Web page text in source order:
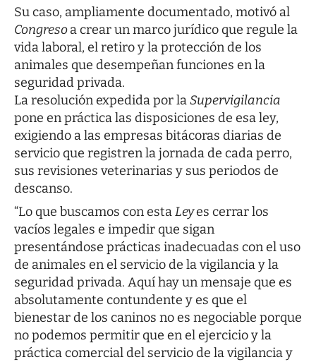
Su caso, ampliamente documentado, motivó al
Congresoa crear un marco jurídico que regule la
vida laboral, el retiro y la protección de los
animales que desempeñan funciones en la
seguridad privada.
La resolución expedida por laSupervigilancia
pone en práctica las disposiciones de esa ley,
exigiendo a las empresas bitácoras diarias de
servicio que registren la jornada de cada perro,
sus revisiones veterinarias y sus periodos de
descanso.
“Lo que buscamos con estaLeyes cerrar los
vacíos legales e impedir que sigan
presentándose prácticas inadecuadas con el uso
de animales en el servicio de la vigilancia y la
seguridad privada. Aquí hay un mensaje que es
absolutamente contundente y es que el
bienestar de los caninos no es negociable porque
no podemos permitir que en el ejercicio y la
práctica comercial del servicio de la vigilancia y